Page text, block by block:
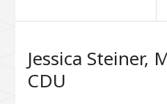
Jessica Steiner,
CDU